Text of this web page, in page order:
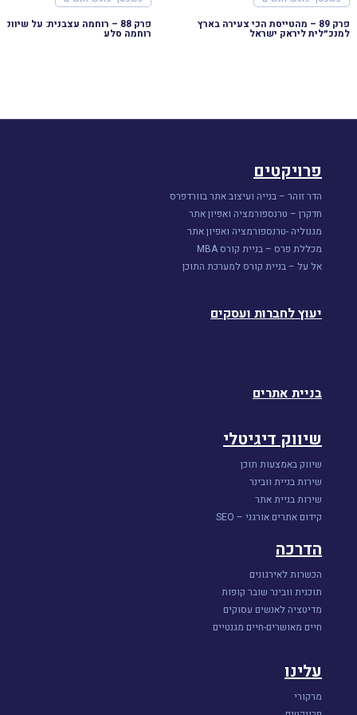
פרק 89 – מהטייסת הכי צעירה בארץ
למנכ״לית ליראק ישראל רוחמה סלע
פרויקטים
הדר זוהר – בנייה ועיצוב אתר בוורדפרס
חדקרן – טרנספורמציה ואפיון אתר
מגנוליה -טרנספורמציה ואפיון אתר
מכללת פרס – בניית קורס MBA
אל על – בניית קורס למערכת התוכן
יעוץ לחברות ועסקים
בניית אתרים
שיווק דיגיטלי
שיווק באמצעות תוכן
שירות בניית וובינר
שירות בניית אתר
קידום אתרים אורגני – SEO
הדרכה
הכשרות לאירגונים
תוכנית וובינר שובר קופות
מדיטציה לאנשים עסוקים
חיים מאושרים-חיים מגנטיים
עלינו
מרקורי